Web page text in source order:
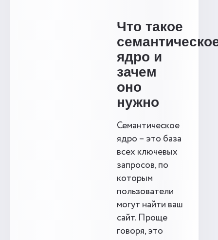
Что такое
ядро и
зачем
оно
нужно
Семантическое
ядро – это база
всех ключевых
запросов, по
которым
пользователи
могут найти ваш
сайт. Проще
говоря, это